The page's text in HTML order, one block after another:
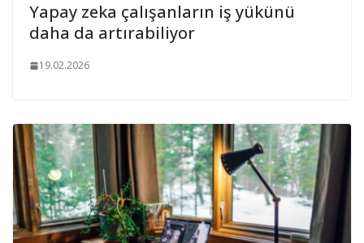
Yapay zeka çalışanların iş yükünü
daha da artırabiliyor
19.02.2026